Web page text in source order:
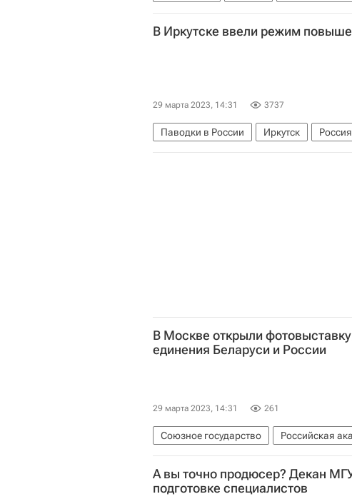
В Иркутске ввели режим
29 марта 2023, 14:31 3737
Паводки в России Иркутск Россия
В Москве открыли
единения Беларуси и России
29 марта 2023, 14:31 261
Союзное государство Российская
А вы точно продюсер? Декан
подготовке специалистов